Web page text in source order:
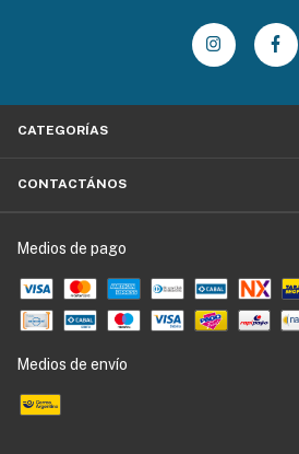
CATEGORÍAS
CONTACTÁNOS
Medios de pago
Medios de envío